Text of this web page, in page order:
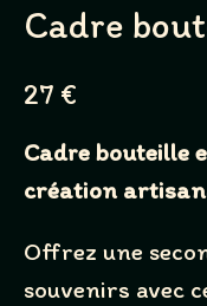
Cadre
N
27 €
Cadre bouteille
création
Offrez une
souvenirs avec